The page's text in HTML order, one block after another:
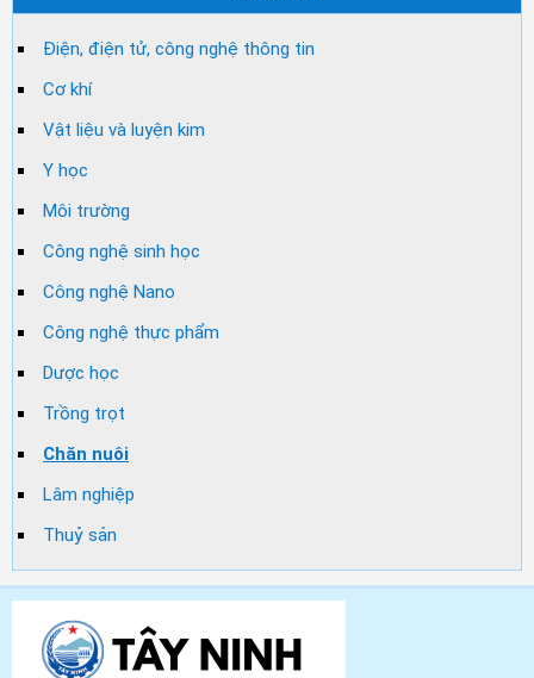
Điện, điện tử, công nghệ thông tin
Cơ khí
Vật liệu và luyện kim
Y học
Môi trường
Công nghệ sinh học
Công nghệ Nano
Công nghệ thực phẩm
Dược học
Trồng trọt
Chăn nuôi
Lâm nghiệp
Thuỷ sản